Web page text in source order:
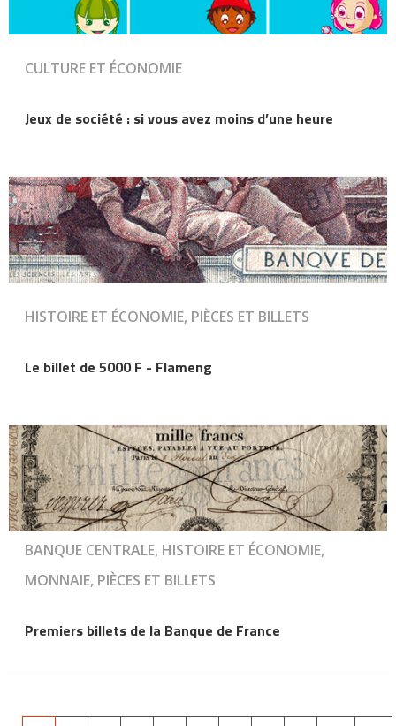
CULTURE ET ÉCONOMIE
Jeux de société : si vous avez moins d’une heure
HISTOIRE ET ÉCONOMIE, PIÈCES ET BILLETS
Le billet de 5000 F - Flameng
BANQUE CENTRALE, HISTOIRE ET ÉCONOMIE,
MONNAIE, PIÈCES ET BILLETS
Premiers billets de la Banque de France